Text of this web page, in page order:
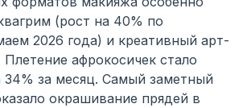
(рост на 40% по
2026 года) и креативный арт-
афрокосичек стало
34% за месяц. Самый заметный
окрашивание прядей в